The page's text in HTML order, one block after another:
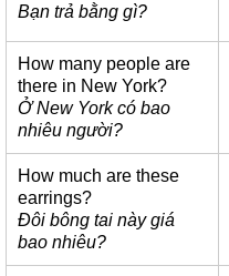
Bạn trả bằng gì?
How many people are
there in New York?
Ở New York có bao
nhiêu người?
How much are these
earrings?
Đôi bông tai này giá
bao nhiêu?